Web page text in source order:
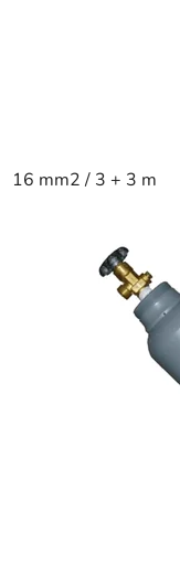
16 mm2 / 3 + 3 m